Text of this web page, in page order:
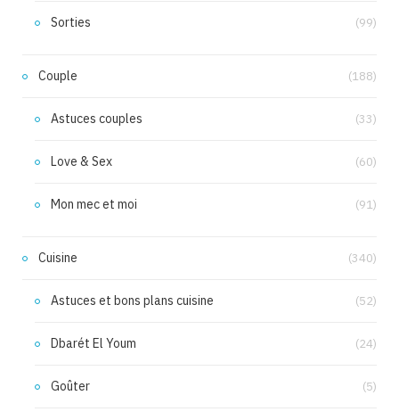
Sorties (99)
Couple (188)
Astuces couples (33)
Love & Sex (60)
Mon mec et moi (91)
Cuisine (340)
Astuces et bons plans cuisine (52)
Dbarét El Youm (24)
Goûter (5)